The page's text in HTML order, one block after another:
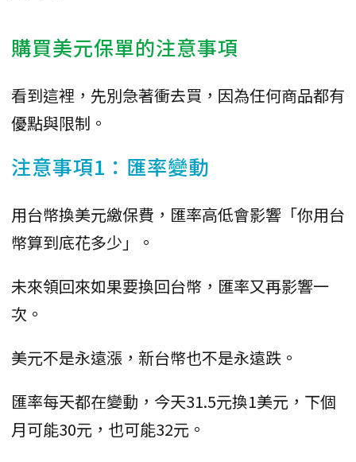
購買美元保單的注意事項
看到這裡，先別急著衝去買，因為任何商品都有
優點與限制。
注意事項1：匯率變動
用台幣換美元繳保費，匯率高低會影響「你用台
幣算到底花多少」。
未來領回來如果要換回台幣，匯率又再影響一
次。
美元不是永遠漲，新台幣也不是永遠跌。
匯率每天都在變動，今天31.5元換1美元，下個
月可能30元，也可能32元。